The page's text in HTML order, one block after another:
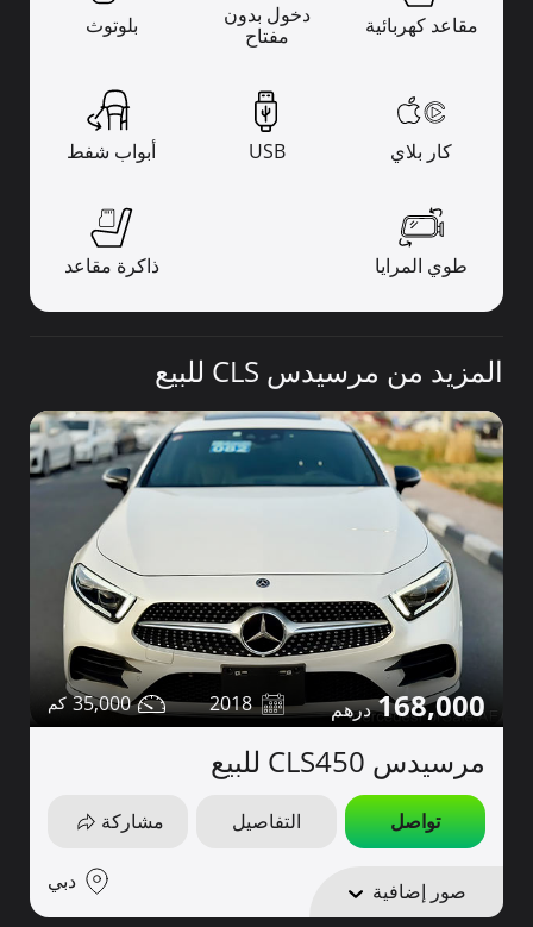
مقاعد كهربائية
دخول بدون
مفتاح
بلوتوث
كار بلاي USB أبواب شفط
طوي المرايا ذاكرة مقاعد
المزيد من مرسيدس CLS للبيع
168,000
2018
35,000
مرسيدس CLS450 للبيع
تواصل التفاصيل مشاركة
صور إضافية دبي